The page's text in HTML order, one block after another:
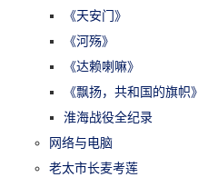
《天安门》
《河殇》
《达赖喇嘛》
《飘扬，共和国的旗帜》
淮海战役全纪录
网络与电脑
老太市长麦考莲